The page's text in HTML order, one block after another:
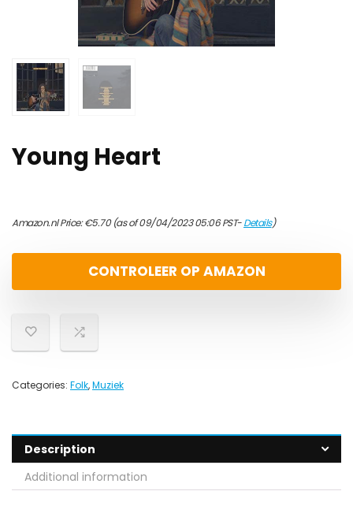
Young Heart
Amazon.nl Price:€5.70(as of 09/04/2023 05:06 PST-Details)
CONTROLEER OP AMAZON
Categories: Folk,Muziek
Description
Additional information